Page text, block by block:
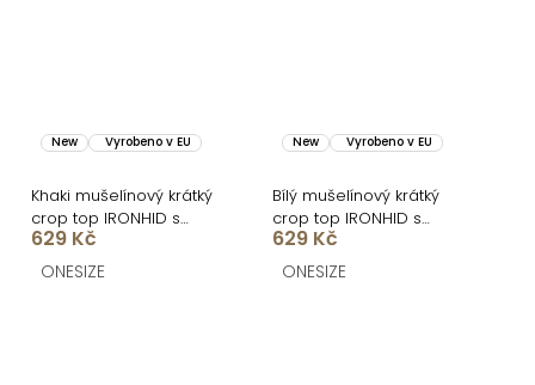
New Vyrobeno v EU
Khaki mušelínový krátký
crop top IRONHID s
dlouhým rukávem
629 Kč
ONESIZE
New Vyrobeno v EU
Bílý mušelínový krátký
crop top IRONHID s
dlouhým rukávem
629 Kč
ONESIZE